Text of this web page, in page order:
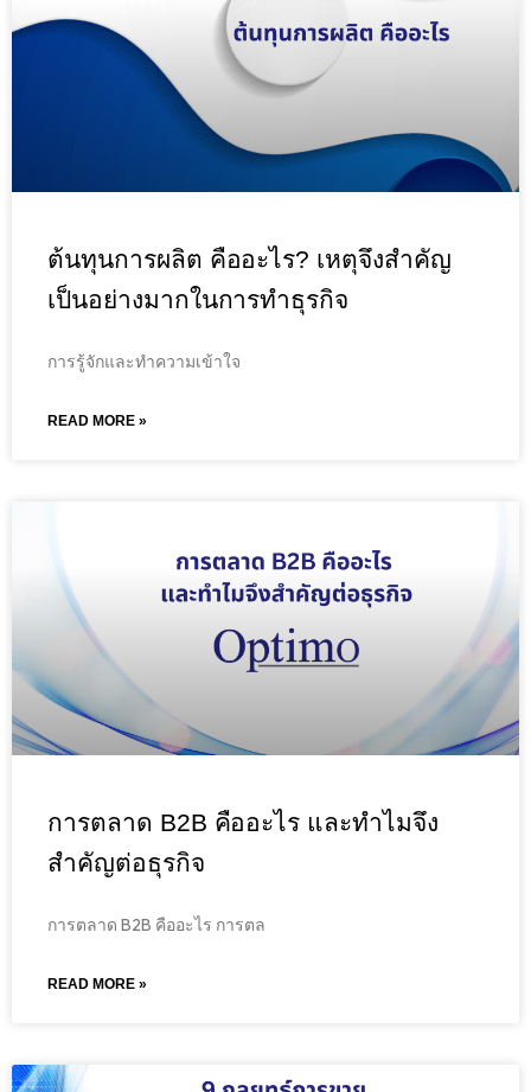
ต้นทุนการผลิต คืออะไร? เหตุจึงสำคัญ
เป็นอย่างมากในการทำธุรกิจ
การรู้จักและทำความเข้าใจ
READ MORE »
การตลาด B2B คืออะไร และทำไมจึง
สำคัญต่อธุรกิจ
การตลาด B2B คืออะไร การตล
READ MORE »